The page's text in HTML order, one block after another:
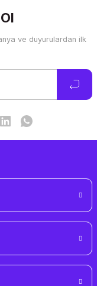
ve duyurulardan ilk